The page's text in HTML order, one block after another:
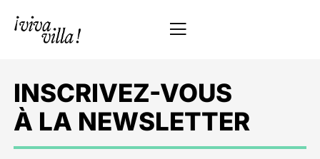
INSCRIVEZ-VOUS
À LA NEWSLETTER